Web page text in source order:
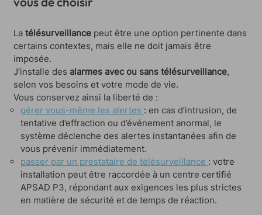
La télésurveillancepeut être une option pertinente dans
certains contextes, mais elle ne doit jamais être
imposée.
J’installe des alarmes avec ou sans télésurveillance,
selon vos besoins et votre mode de vie.
Vous conservez ainsi la liberté de :
gérer vous-même les alertes : en cas d’intrusion, de
tentative d’effraction ou d’événement anormal, le
système déclenche des alertes instantanées afin de
vous prévenir immédiatement.
passer par un prestataire de télésurveillance : votre
installation peut être raccordée à un centre certifié
APSAD P3, répondant aux exigences les plus strictes
en matière de sécurité et de temps de réaction.